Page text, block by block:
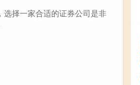
择一家合适的证券公司是非